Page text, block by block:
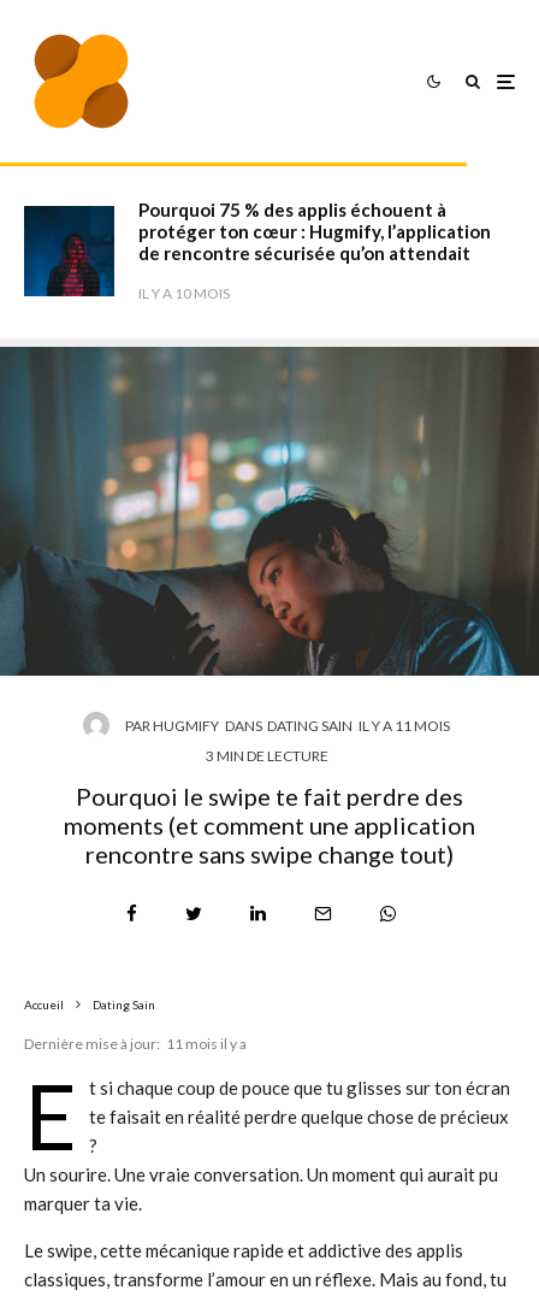
Pourquoi 75 % des applis échouent à
protéger ton cœur : Hugmify, l’application
de rencontre sécurisée qu’on attendait
IL Y A 10 MOIS
PAR HUGMIFY DANS DATING SAIN IL Y A 11 MOIS
3 MIN DE LECTURE
Pourquoi le swipe te fait perdre des
moments (et comment une application
rencontre sans swipe change tout)
Accueil Dating Sain
Dernière mise à jour: 11 mois il y a
E
t si chaque coup de pouce que tu glisses sur ton écran
te faisait en réalité perdre quelque chose de précieux
?
Un sourire. Une vraie conversation. Un moment qui aurait pu
marquer ta vie.
Le swipe, cette mécanique rapide et addictive des applis
classiques, transforme l’amour en un réflexe. Mais au fond, tu